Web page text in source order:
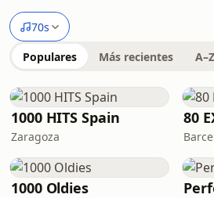
70s
Populares Más recientes A–Z
1000 HITS Spain
Zaragoza
80
1000 Oldies